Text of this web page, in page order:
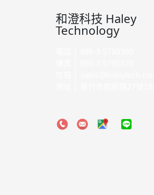
和澄科技 Haley
Technology